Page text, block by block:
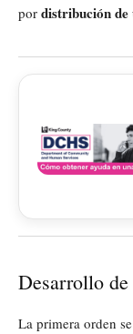
por distribución de
Desarrollo
La primera orden